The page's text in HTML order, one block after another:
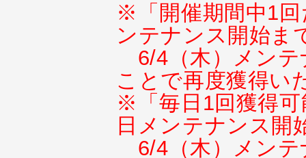
※「開催期間中1
ンテナンス開始ま
6/4（木）メン
ことで再度獲得い
※「毎日1回獲得
日メンテナンス開
6/4（木）メン